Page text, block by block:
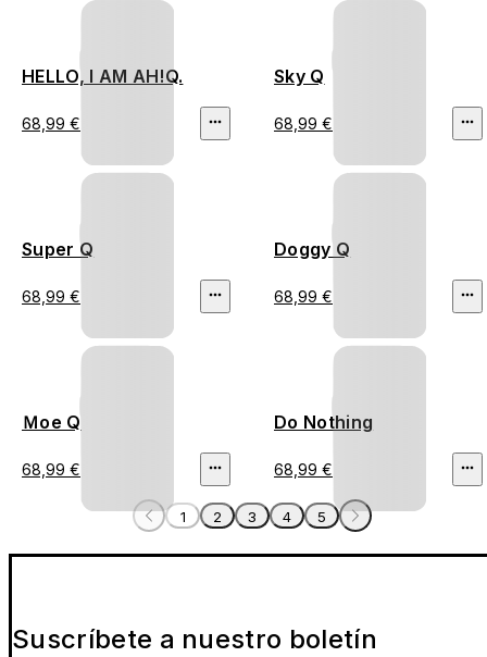
HELLO, I AM AH!Q.
68,99 €
Sky Q
68,99 €
Super Q
68,99 €
Doggy Q
68,99 €
Ｍoe Q
68,99 €
Do Nothing
68,99 €
1 2 3 4 5
Suscríbete a nuestro boletín